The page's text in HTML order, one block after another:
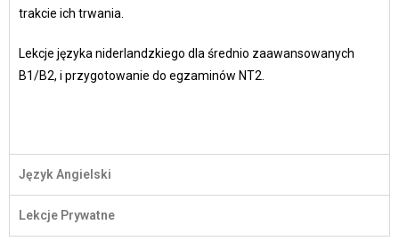
trakcie ich trwania.
Lekcje języka niderlandzkiego dla średnio zaawansowanych
B1/B2, i przygotowanie do egzaminów NT2.
Język Angielski
Lekcje Prywatne